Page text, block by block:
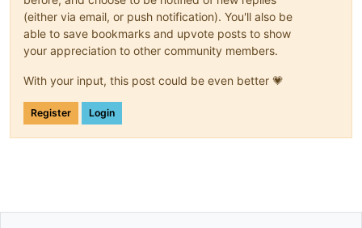
(either via email, or push notification). You'll also be
able to save bookmarks and upvote posts to show
your appreciation to other community members.
With your input, this post could be even better 💗
Register Login